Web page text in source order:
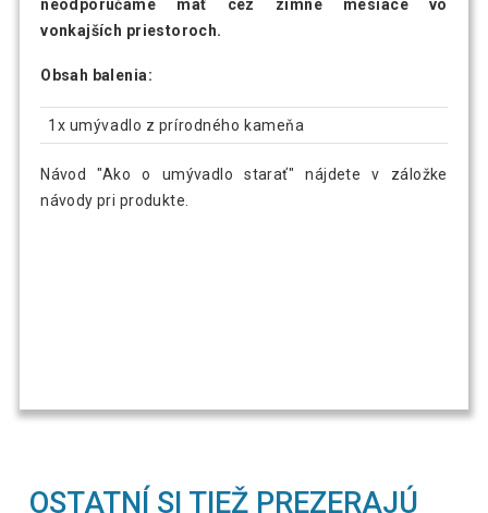
neodporúčame mať cez zimné mesiace vo
vonkajších priestoroch.
Obsah balenia:
1x umývadlo z prírodného kameňa
Návod "Ako o umývadlo starať" nájdete v záložke
návody pri produkte.
OSTATNÍ SI TIEŽ PREZERAJÚ